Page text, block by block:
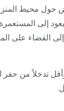
محيط
يعود إلى
إلى القضاء على
وأقل تدخلاً من حفر